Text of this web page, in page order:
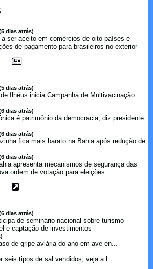
dias atrás)
a ser aceito em comércios de oito países e
de pagamento para brasileiros no exterior
dias atrás)
Ilhéus inicia Campanha de Multivacinação
dias atrás)
é patrimônio da democracia, diz presidente
dias atrás)
fica mais barato na Bahia após redução de
dias atrás)
apresenta mecanismos de segurança das
ordem de votação para eleições
dias atrás)
de seminário nacional sobre turismo
e captação de investimentos
de gripe aviária do ano em ave en...
seis tipos de sal vendidos; veja a l...